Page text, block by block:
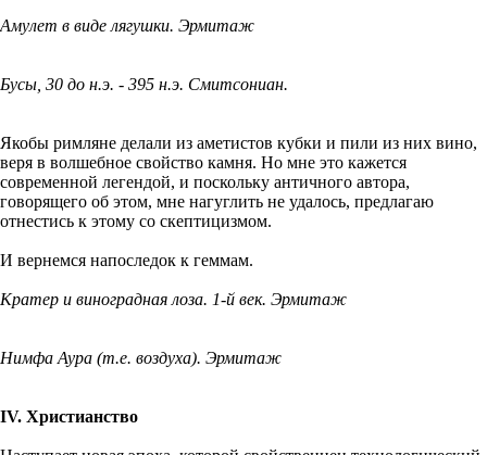
Амулет в виде лягушки. Эрмитаж
Бусы, 30 до н.э. - 395 н.э. Смитсониан.
Якобы римляне делали из аметистов кубки и пили из них вино,
веря в волшебное свойство камня. Но мне это кажется
современной легендой, и поскольку античного автора,
говорящего об этом, мне нагуглить не удалось, предлагаю
отнестись к этому со скептицизмом.
И вернемся напоследок к геммам.
Кратер и виноградная лоза. 1-й век. Эрмитаж
Нимфа Аура (т.е. воздуха). Эрмитаж
IV. Христианство